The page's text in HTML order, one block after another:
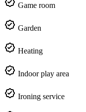
Game room
Garden
Heating
Indoor play area
Ironing service